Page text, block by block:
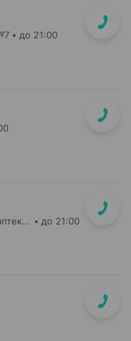
до 21:00
БелЛекоЦентр РУП Государственная аптека №47 до 21:00